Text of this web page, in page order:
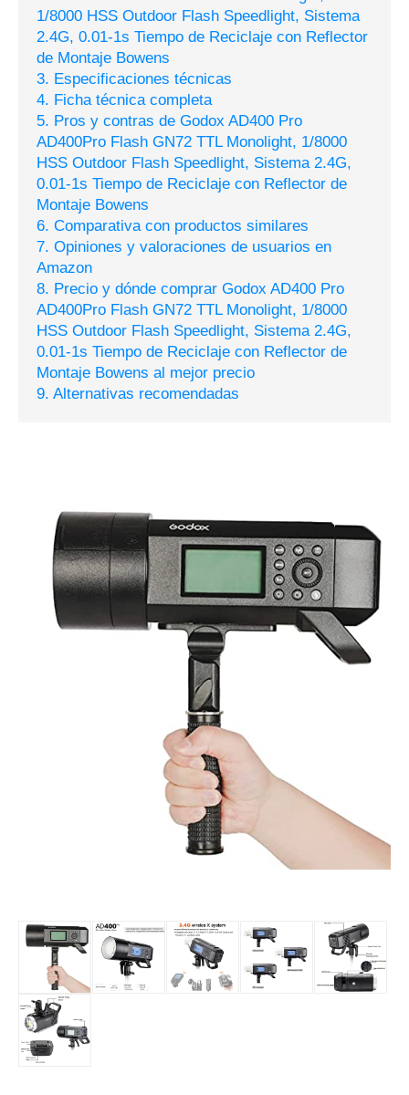
1/8000 HSS Outdoor Flash Speedlight, Sistema
2.4G, 0.01-1s Tiempo de Reciclaje con Reflector
de Montaje Bowens
3. Especificaciones técnicas
4. Ficha técnica completa
5. Pros y contras de Godox AD400 Pro
AD400Pro Flash GN72 TTL Monolight, 1/8000
HSS Outdoor Flash Speedlight, Sistema 2.4G,
0.01-1s Tiempo de Reciclaje con Reflector de
Montaje Bowens
6. Comparativa con productos similares
7. Opiniones y valoraciones de usuarios en
Amazon
8. Precio y dónde comprar Godox AD400 Pro
AD400Pro Flash GN72 TTL Monolight, 1/8000
HSS Outdoor Flash Speedlight, Sistema 2.4G,
0.01-1s Tiempo de Reciclaje con Reflector de
Montaje Bowens al mejor precio
9. Alternativas recomendadas